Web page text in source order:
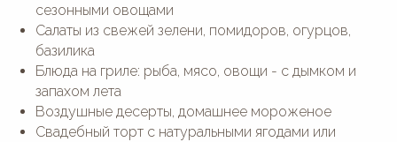
сезонными овощами
Салаты из свежей зелени, помидоров, огурцов,
базилика
Блюда на гриле: рыба, мясо, овощи - с дымком и
запахом лета
Воздушные десерты, домашнее мороженое
Свадебный торт с натуральными ягодами или